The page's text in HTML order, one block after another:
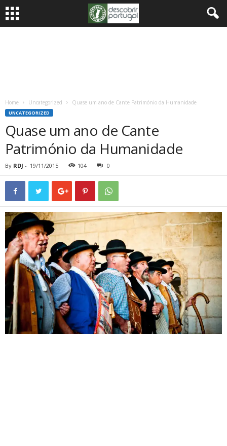
Home Uncategorized Quase um ano de Cante Património da Humanidade
UNCATEGORIZED
Quase um ano de Cante
Património da Humanidade
By RDJ - 19/11/2015 104 0